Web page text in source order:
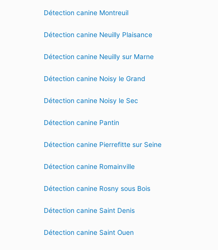
Détection canine Montreuil
Détection canine Neuilly Plaisance
Détection canine Neuilly sur Marne
Détection canine Noisy le Grand
Détection canine Noisy le Sec
Détection canine Pantin
Détection canine Pierrefitte sur Seine
Détection canine Romainville
Détection canine Rosny sous Bois
Détection canine Saint Denis
Détection canine Saint Ouen